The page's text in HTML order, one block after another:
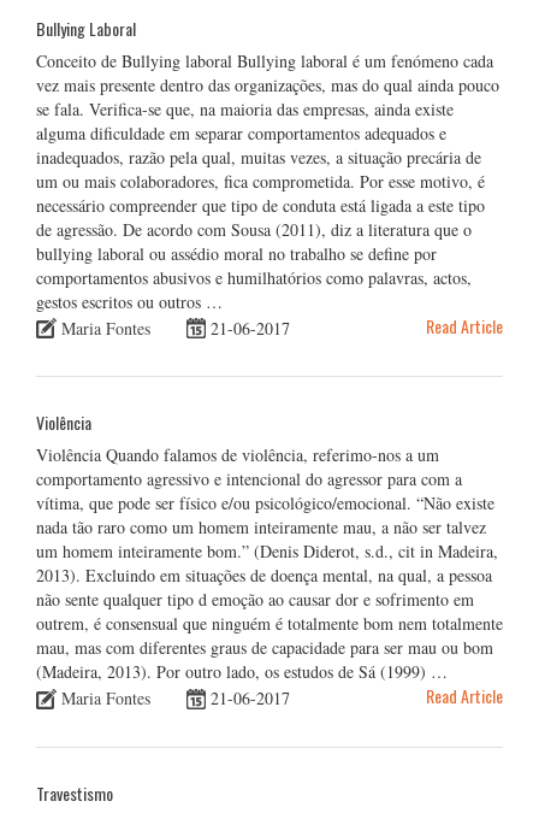
Bullying Laboral
Conceito de Bullying laboral Bullying laboral é um fenómeno cada
vez mais presente dentro das organizações, mas do qual ainda pouco
se fala. Verifica-se que, na maioria das empresas, ainda existe
alguma dificuldade em separar comportamentos adequados e
inadequados, razão pela qual, muitas vezes, a situação precária de
um ou mais colaboradores, fica comprometida. Por esse motivo, é
necessário compreender que tipo de conduta está ligada a este tipo
de agressão. De acordo com Sousa (2011), diz a literatura que o
bullying laboral ou assédio moral no trabalho se define por
comportamentos abusivos e humilhatórios como palavras, actos,
gestos escritos ou outros …
Maria Fontes
21-06-2017 Read Article
Violência
Violência Quando falamos de violência, referimo-nos a um
comportamento agressivo e intencional do agressor para com a
vítima, que pode ser físico e/ou psicológico/emocional. “Não existe
nada tão raro como um homem inteiramente mau, a não ser talvez
um homem inteiramente bom.” (Denis Diderot, s.d., cit in Madeira,
2013). Excluindo em situações de doença mental, na qual, a pessoa
não sente qualquer tipo d emoção ao causar dor e sofrimento em
outrem, é consensual que ninguém é totalmente bom nem totalmente
mau, mas com diferentes graus de capacidade para ser mau ou bom
(Madeira, 2013). Por outro lado, os estudos de Sá (1999) …
Maria Fontes
21-06-2017 Read Article
Travestismo